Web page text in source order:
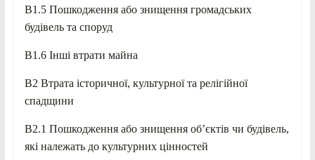
B1.5 Пошкодження або знищення громадських
будівель та споруд
B1.6 Інші втрати майна
B2 Втрата історичної, культурної та релігійної
спадщини
B2.1 Пошкодження або знищення об’єктів чи будівель,
які належать до культурних цінностей